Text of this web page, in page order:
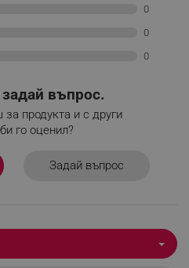
0
0
0
въпрос.
продукта и с други
го оценил?
Задай въпрос
.alleop.bg